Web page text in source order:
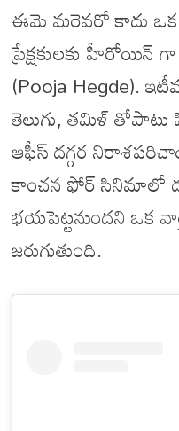
ఈమె మరెవరో కాదు
ప్రేక్షకులకు
(Pooja Hegde).
తెలుగు, తమిళ్
ఆఫీస్ దగ్గర
కాంచన ఫోర్ సినిమాలో
భయపెట్టనుందని ఒక
జరుగుతుంది.